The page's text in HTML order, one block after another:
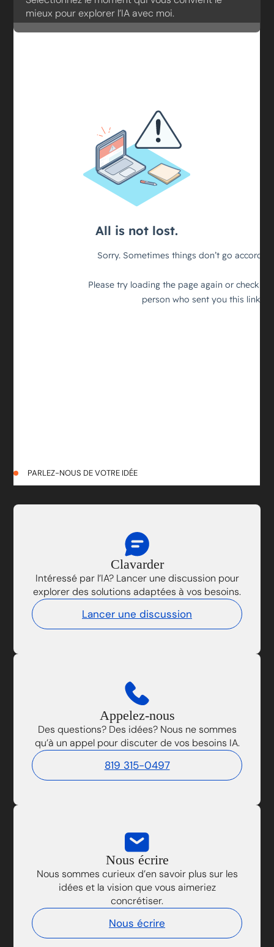
mieux pour explorer l’IA avec moi.
PARLEZ-NOUS DE VOTRE IDÉE
Clavarder
Intéressé par l’IA? Lancer une discussion pour
explorer des solutions adaptées à vos besoins.
Lancer une discussion
Appelez-nous
Des questions? Des idées? Nous ne sommes
qu’à un appel pour discuter de vos besoins IA.
819 315-0497
Nous écrire
Nous sommes curieux d’en savoir plus sur les
idées et la vision que vous aimeriez
concrétiser.
Nous écrire